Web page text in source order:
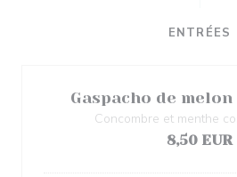
ENTRÉES
Gaspacho de
Concombre et menthe
8,50 EUR